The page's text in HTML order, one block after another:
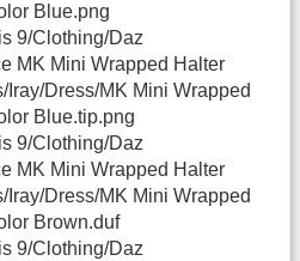
Blue.png
9/Clothing/Daz
MK Mini Wrapped Halter
Iray/Dress/MK Mini Wrapped
Blue.tip.png
9/Clothing/Daz
MK Mini Wrapped Halter
Iray/Dress/MK Mini Wrapped
Brown.duf
9/Clothing/Daz